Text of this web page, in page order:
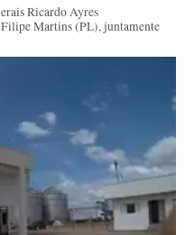
Ricardo Ayres
Martins (PL), juntamente